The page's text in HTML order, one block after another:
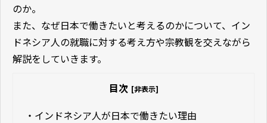
業種別資料ダウンロ
ード
のか。
また、なぜ日本で働きたいと考えるのかについて、イン
ドネシア人の就職に対する考え方や宗教観を交えながら
解説をしていきます。
目次 [非表示]
・ インドネシア人が日本で働きたい理由